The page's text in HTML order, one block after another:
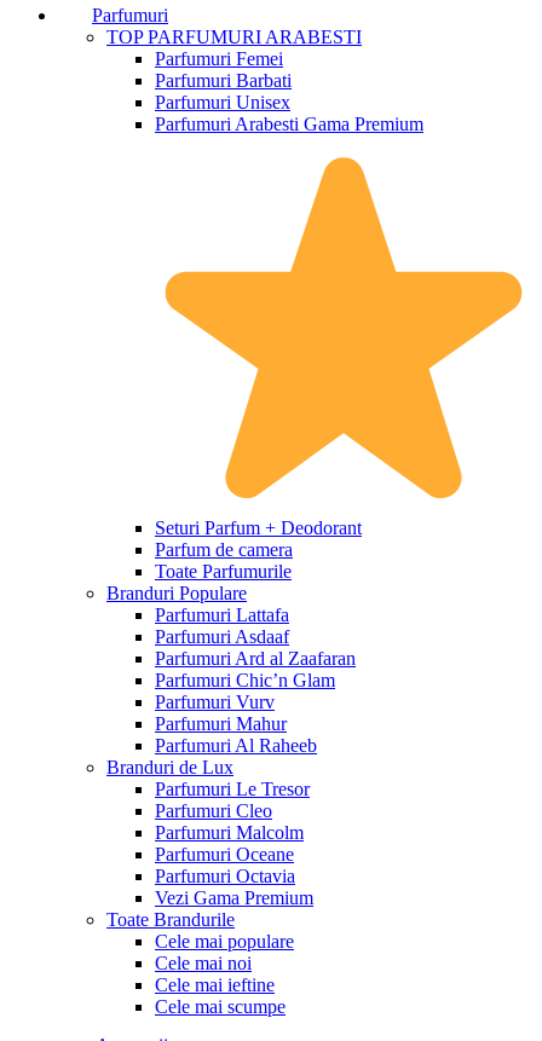
Parfumuri
TOP PARFUMURI ARABESTI
Parfumuri Femei
Parfumuri Barbati
Parfumuri Unisex
Parfumuri Arabesti Gama Premium
Seturi Parfum + Deodorant
Parfum de camera
Toate Parfumurile
Branduri Populare
Parfumuri Lattafa
Parfumuri Asdaaf
Parfumuri Ard al Zaafaran
Parfumuri Chic’n Glam
Parfumuri Vurv
Parfumuri Mahur
Parfumuri Al Raheeb
Branduri de Lux
Parfumuri Le Tresor
Parfumuri Cleo
Parfumuri Malcolm
Parfumuri Oceane
Parfumuri Octavia
Vezi Gama Premium
Toate Brandurile
Cele mai populare
Cele mai noi
Cele mai ieftine
Cele mai scumpe